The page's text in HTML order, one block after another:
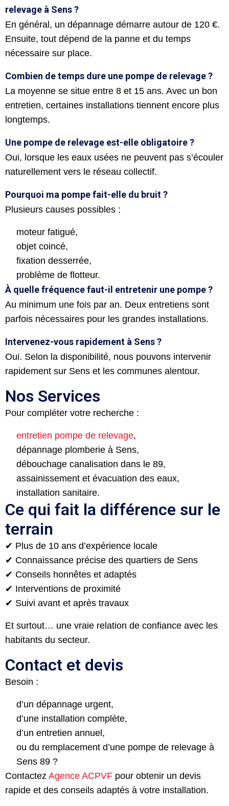
relevage à Sens ?
En général, un dépannage démarre autour de 120 €.
Ensuite, tout dépend de la panne et du temps
nécessaire sur place.
Combien de temps dure une pompe de relevage ?
La moyenne se situe entre 8 et 15 ans. Avec un bon
entretien, certaines installations tiennent encore plus
longtemps.
Une pompe de relevage est-elle obligatoire ?
Oui, lorsque les eaux usées ne peuvent pas s’écouler
naturellement vers le réseau collectif.
Pourquoi ma pompe fait-elle du bruit ?
Plusieurs causes possibles :
moteur fatigué,
objet coincé,
fixation desserrée,
problème de flotteur.
À quelle fréquence faut-il entretenir une pompe ?
Au minimum une fois par an. Deux entretiens sont
parfois nécessaires pour les grandes installations.
Intervenez-vous rapidement à Sens ?
Oui. Selon la disponibilité, nous pouvons intervenir
rapidement sur Sens et les communes alentour.
Nos Services
Pour compléter votre recherche :
entretien pompe de relevage,
dépannage plomberie à Sens,
débouchage canalisation dans le 89,
assainissement et évacuation des eaux,
installation sanitaire.
Ce qui fait la différence sur le
terrain
✔ Plus de 10 ans d’expérience locale
✔ Connaissance précise des quartiers de Sens
✔ Conseils honnêtes et adaptés
✔ Interventions de proximité
✔ Suivi avant et après travaux
Et surtout… une vraie relation de confiance avec les
habitants du secteur.
Contact et devis
Besoin :
d’un dépannage urgent,
d’une installation complète,
d’un entretien annuel,
ou du remplacement d’une pompe de relevage à
Sens 89 ?
Contactez Agence ACPVF pour obtenir un devis
rapide et des conseils adaptés à votre installation.